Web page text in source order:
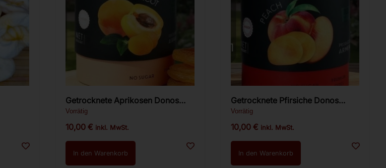
Getrocknete Aprikosen Donos
Vorrätig
10,00 € inkl. MwSt.
In den Warenkorb
Getrocknete Pfirsiche Donos
Vorrätig
10,00 € inkl. MwSt.
In den Warenkorb